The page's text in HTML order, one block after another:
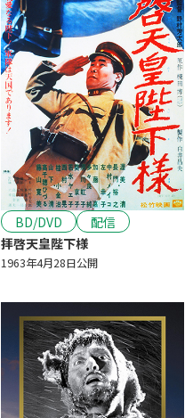
BD/DVD
配信
拝啓天皇陛下様
1963年4月28日公開